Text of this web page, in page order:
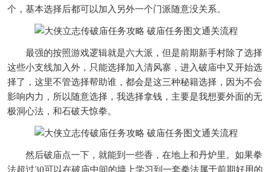
个，基本选择后都可以加入另外一个门派随意没关系。
最强的按照游戏逻辑就是六大派，但是前期新手村除了选择
这些小支线加入外，只能选择加入清风寨，进入破庙中又开始选
择了，这里不管选择帮助谁，都会是这三种秘籍选择，因为不会
影响内力，所以随意选择，我选择拿钱，主要是我想要外面的无
极洞心法，和石破天惊拳。
然后破庙点一下，就能到一些香，在地上和丹炉里。如果拳
法超过30可以在破庙中间的墙上学习到一套拳法属于前期好用的